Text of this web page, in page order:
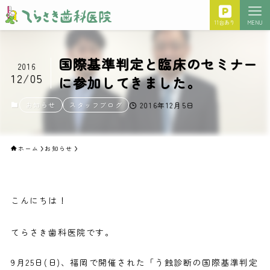
11台あり MENU
国際基準判定と臨床のセミナー
に参加してきました。
2016
12/05
お知らせ スタッフブログ 2016年12月5日
ホーム お知らせ
こんにちは！
てらさき歯科医院です。
9月25日(日)、福岡で開催された「う蝕診断の国際基準判定